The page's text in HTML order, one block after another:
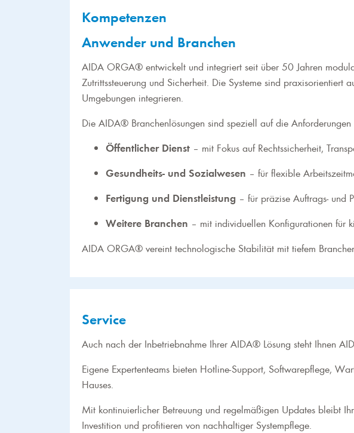
Kompetenzen
Anwender und Branchen
AIDA ORGA® entwickelt und integriert seit über 50 Jahren
Zutrittssteuerung und Sicherheit. Die Systeme sind
Umgebungen integrieren.
Die AIDA® Branchenlösungen sind speziell auf die
Öffentlicher Dienst – mit Fokus auf Rechtssicherheit,
Gesundheits- und Sozialwesen – für flexible
Fertigung und Dienstleistung – für präzise Auftrags- und
Weitere Branchen – mit individuellen Konfigurationen für
AIDA ORGA® vereint technologische Stabilität mit tiefem
Service
Auch nach der Inbetriebnahme Ihrer AIDA® Lösung steht Ihnen
Eigene Expertenteams bieten Hotline-Support, Softwarepflege,
Hauses.
Mit kontinuierlicher Betreuung und regelmäßigen Updates bleibt
Investition und profitieren von nachhaltiger Systempflege.